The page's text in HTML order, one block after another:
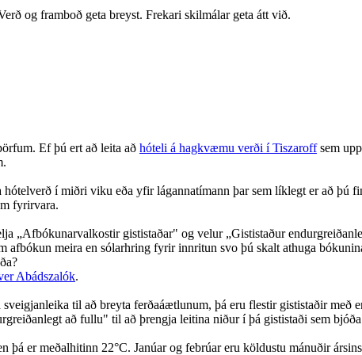
og framboð geta breyst. Frekari skilmálar geta átt við.
Ef þú ert að leita að hóteli á hagkvæmu verði í Tiszaroffsem
í miðri viku eða yfir lágannatímann þar sem líklegt er að þú
fyrirvara.
„Afbókunarvalkostir gististaðar" og velur „Gististaður
meira en sólarhring fyrir innritun svo þú skalt athuga
Abádszalók.
til að breyta ferðaáætlunum, þá eru flestir gististaðir með
að fullu" til að þrengja leitina niður í þá gististaði sem
er meðalhitinn 22°C. Janúar og febrúar eru köldustu mánuðir